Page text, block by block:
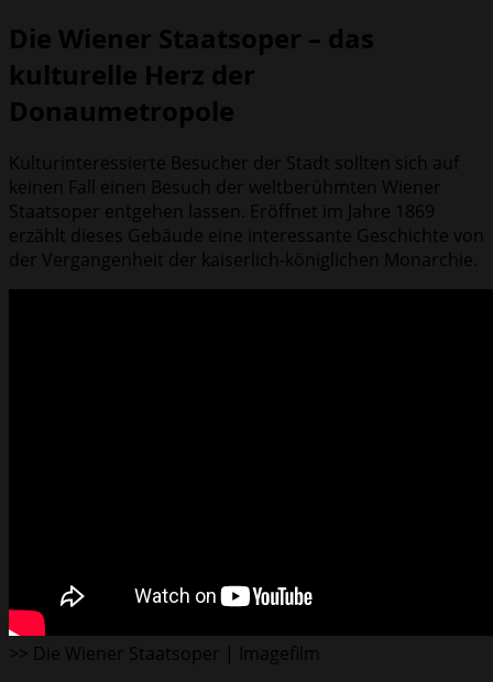
Die Wiener Staatsoper – das
kulturelle Herz der
Donaumetropole
Kulturinteressierte Besucher der Stadt sollten sich auf
keinen Fall einen Besuch der weltberühmten Wiener
Staatsoper entgehen lassen. Eröffnet im Jahre 1869
erzählt dieses Gebäude eine interessante Geschichte von
der Vergangenheit der kaiserlich-königlichen Monarchie.
>> Die Wiener Staatsoper | Imagefilm